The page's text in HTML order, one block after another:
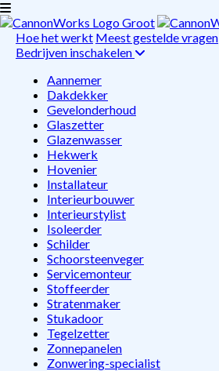
Hoe het werkt Meest gestelde vragen
Bedrijven inschakelen
Aannemer
Dakdekker
Gevelonderhoud
Glaszetter
Glazenwasser
Hekwerk
Hovenier
Installateur
Interieurbouwer
Interieurstylist
Isoleerder
Schilder
Schoorsteenveger
Servicemonteur
Stoffeerder
Stratenmaker
Stukadoor
Tegelzetter
Zonnepanelen
Zonwering-specialist